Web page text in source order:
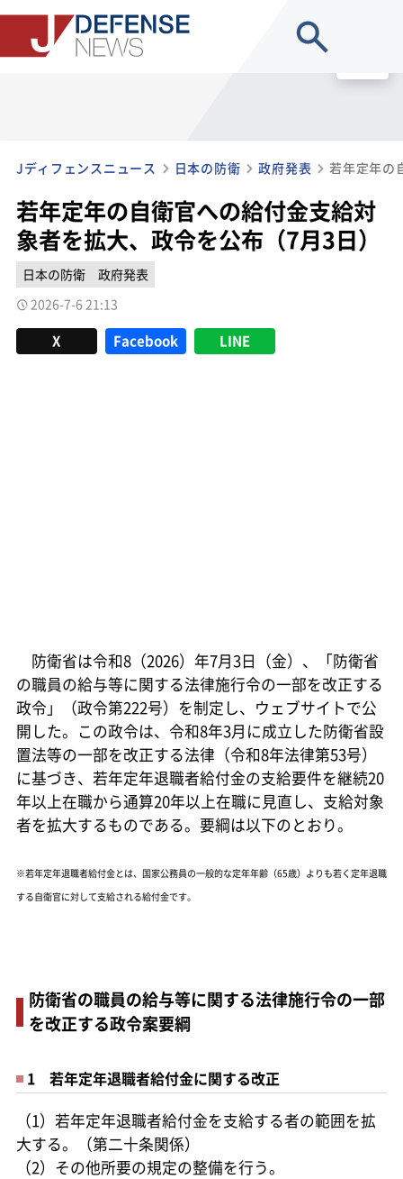
Jディフェンスニュース 日本の防衛 政府発表
若年定年の自衛官への給付金支給対
象者を拡大、政令を公布（7月3日）
日本の防衛
政府発表
2026-7-6 21:13
X Facebook LINE
防衛省は令和8（2026）年7月3日（金）、「防衛省
の職員の給与等に関する法律施行令の一部を改正する
政令」（政令第222号）を制定し、ウェブサイトで公
開した。この政令は、令和8年3月に成立した防衛省設
置法等の一部を改正する法律（令和8年法律第53号）
に基づき、若年定年退職者給付金の支給要件を継続20
年以上在職から通算20年以上在職に見直し、支給対象
者を拡大するものである。要綱は以下のとおり。
※若年定年退職者給付金とは、国家公務員の一般的な定年年齢（65歳）よりも若く定年退職
する自衛官に対して支給される給付金です。
防衛省の職員の給与等に関する法律施行令の一部
を改正する政令案要綱
1 若年定年退職者給付金に関する改正
（1）若年定年退職者給付金を支給する者の範囲を拡
大する。（第二十条関係）
（2）その他所要の規定の整備を行う。